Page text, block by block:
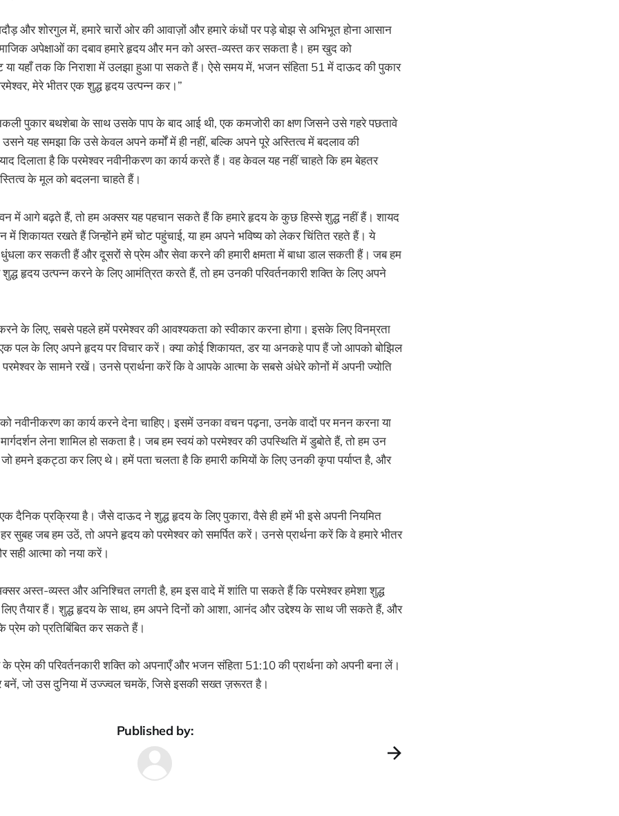
और शोरगुल में, हमारे चारों ओर की आवाज़ों और हमारे कंधों पर पड़े बोझ से अभिभूत होना आसान
अपेक्षाओं का दबाव हमारे हृदय और मन को अस्त-व्यस्त कर सकता है। हम खुद को
या यहाँ तक कि निराशा में उलझा हुआ पा सकते हैं। ऐसे समय में, भजन संहिता 51 में दाऊद की पुकार
मेरे भीतर एक शुद्ध हृदय उत्पन्न कर।”
पुकार बथशेबा के साथ उसके पाप के बाद आई थी, एक कमजोरी का क्षण जिसने उसे गहरे पछतावे
यह समझा कि उसे केवल अपने कर्मों में ही नहीं, बल्कि अपने पूरे अस्तित्व में बदलाव की
दिलाता है कि परमेश्वर नवीनीकरण का कार्य करते हैं। वह केवल यह नहीं चाहते कि हम बेहतर
के मूल को बदलना चाहते हैं।
में आगे बढ़ते हैं, तो हम अक्सर यह पहचान सकते हैं कि हमारे हृदय के कुछ हिस्से शुद्ध नहीं हैं। शायद
में शिकायत रखते हैं जिन्होंने हमें चोट पहुंचाई, या हम अपने भविष्य को लेकर चिंतित रहते हैं। ये
धुंधला कर सकती हैं और दूसरों से प्रेम और सेवा करने की हमारी क्षमता में बाधा डाल सकती हैं। जब हम
हृदय उत्पन्न करने के लिए आमंत्रित करते हैं, तो हम उनकी परिवर्तनकारी शक्ति के लिए अपने
के लिए, सबसे पहले हमें परमेश्वर की आवश्यकता को स्वीकार करना होगा। इसके लिए विनम्रता
एक पल के लिए अपने हृदय पर विचार करें। क्या कोई शिकायत, डर या अनकहे पाप हैं जो आपको बोझिल
परमेश्वर के सामने रखें। उनसे प्रार्थना करें कि वे आपके आत्मा के सबसे अंधेरे कोनों में अपनी ज्योति
नवीनीकरण का कार्य करने देना चाहिए। इसमें उनका वचन पढ़ना, उनके वादों पर मनन करना या
मार्गदर्शन लेना शामिल हो सकता है। जब हम स्वयं को परमेश्वर की उपस्थिति में डुबोते हैं, तो हम उन
हमने इकट्ठा कर लिए थे। हमें पता चलता है कि हमारी कमियों के लिए उनकी कृपा पर्याप्त है, और
दैनिक प्रक्रिया है। जैसे दाऊद ने शुद्ध हृदय के लिए पुकारा, वैसे ही हमें भी इसे अपनी नियमित
हर सुबह जब हम उठें, तो अपने हृदय को परमेश्वर को समर्पित करें। उनसे प्रार्थना करें कि वे हमारे भीतर
सही आत्मा को नया करें।
अस्त-व्यस्त और अनिश्चित लगती है, हम इस वादे में शांति पा सकते हैं कि परमेश्वर हमेशा शुद्ध
तैयार हैं। शुद्ध हृदय के साथ, हम अपने दिनों को आशा, आनंद और उद्देश्य के साथ जी सकते हैं, और
प्रेम को प्रतिबिंबित कर सकते हैं।
की परिवर्तनकारी शक्ति को अपनाएँ और भजन संहिता 51:10 की प्रार्थना को अपनी बना लें।
बनें, जो उस दुनिया में उज्ज्वल चमकें, जिसे इसकी सख्त ज़रूरत है।
Published by: